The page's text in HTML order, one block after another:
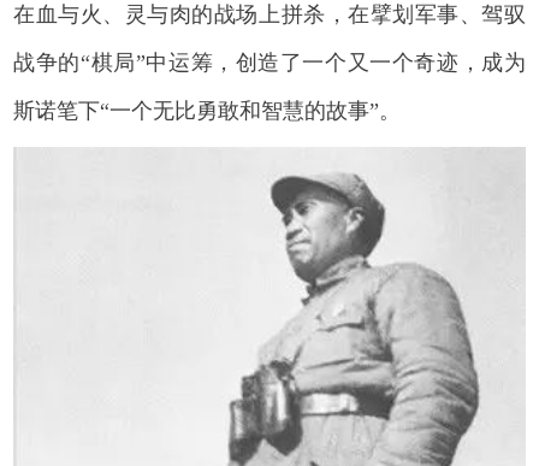
在血与火、灵与肉的战场上拼杀，在擘划军事、驾驭
战争的“棋局”中运筹，创造了一个又一个奇迹，成为
斯诺笔下“一个无比勇敢和智慧的故事”。